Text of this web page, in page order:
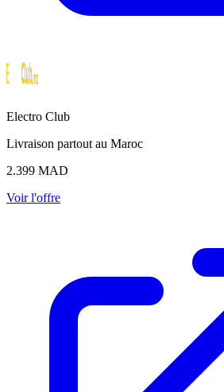
Electro Club
Livraison partout au Maroc
2.399 MAD
Voir l'offre